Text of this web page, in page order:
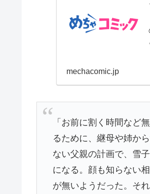
mechacomic.jp
「お前に割く時間など
るために、継母や姉か
ない父親の計画で、雪
になる。顔も知らない
が無いようだった。そ